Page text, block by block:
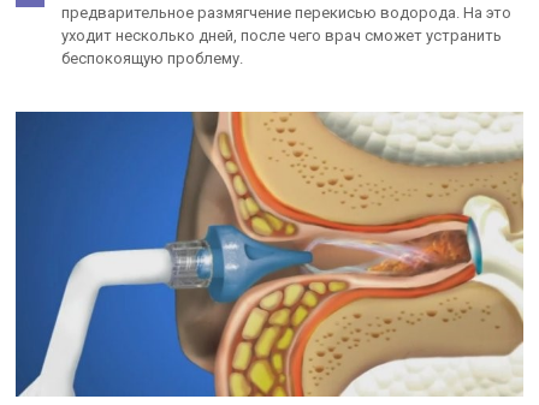
предварительное размягчение перекисью водорода. На это
уходит несколько дней, после чего врач сможет устранить
беспокоящую проблему.